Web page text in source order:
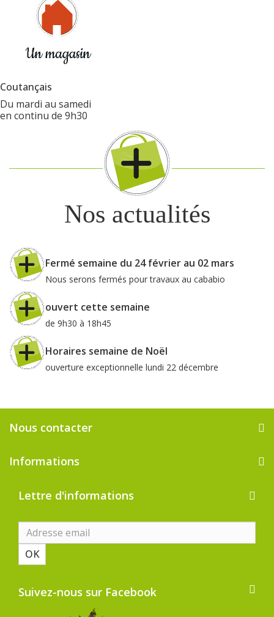
Coutançais
Du mardi au samedi
en continu de 9h30
Nos actualités
Fermé semaine du 24 février au 02 mars
Nous serons fermés pour travaux au cababio
ouvert cette semaine
de 9h30 à 18h45
Horaires semaine de Noël
ouverture exceptionnelle lundi 22 décembre
Nous contacter
Informations
Lettre d'informations
OK
Suivez-nous sur Facebook